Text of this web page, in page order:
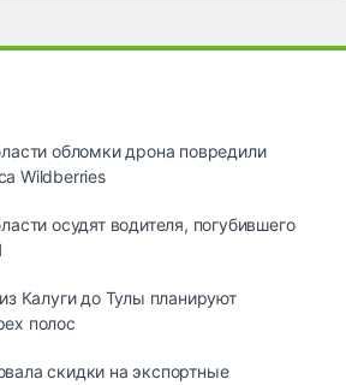
обломки дрона повредили
Wildberries
осудят водителя, погубившего
Калуги до Тулы планируют
полос
скидки на экспортные